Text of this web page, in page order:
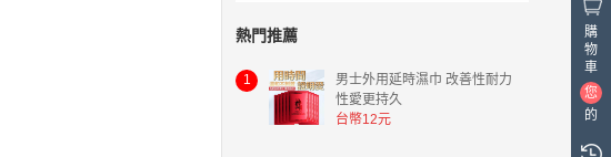
熱門推薦
1
男士外用延時濕巾 改善性耐力
性愛更持久
台幣12元
購
物
車
您
的